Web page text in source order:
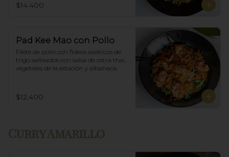
$14.400
Pad Kee Mao con Pollo
Filete de pollo con fideos asiáticos de
trigo salteados con salsa de ostra thai,
vegetales de la estación y albahaca.
$12.400
Curry Amarillo